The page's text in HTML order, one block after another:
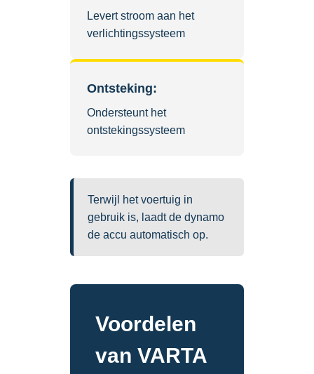
Levert stroom aan het
verlichtingssysteem
Ontsteking:
Ondersteunt het
ontstekingssysteem
Terwijl het voertuig in
gebruik is, laadt de dynamo
de accu automatisch op.
Voordelen
van VARTA